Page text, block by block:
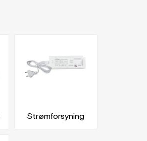
Strømforsyning